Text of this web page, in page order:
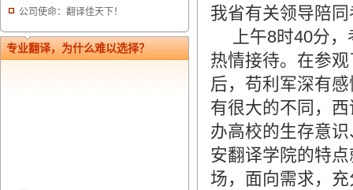
公司使命：翻译佳天下！
专业翻译，为什么难以选择？
我省有关领导陪
上午8时40分，
热情接待。在参
后，苟利军深有
有很大的不同，
办高校的生存意
安翻译学院的特
场，面向需求，